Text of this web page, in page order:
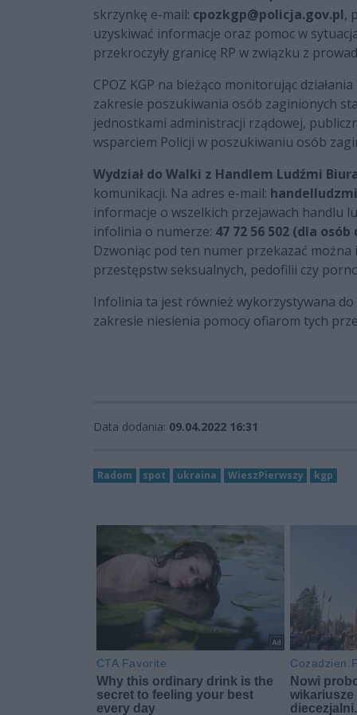
skrzynkę e-mail: cpozkgp@policja.gov.pl,
uzyskiwać informacje oraz pomoc w
przekroczyły granicę RP w związku z
CPOZ KGP na bieżąco monitorując
zakresie poszukiwania osób zaginionych
jednostkami administracji rządowej,
wsparciem Policji w poszukiwaniu osób
Wydział do Walki z Handlem Ludźmi
komunikacji. Na adres e-mail:
informacje o wszelkich przejawach handlu
infolinia o numerze: 47 72 56 502 (dla
Dzwoniąc pod ten numer przekazać
przestępstw seksualnych, pedofilii czy
Infolinia ta jest również wykorzystywana
zakresie niesienia pomocy ofiarom tych
Data dodania: 09.04.2022 16:31
Radom spot ukraina WieszPierwszy kgp